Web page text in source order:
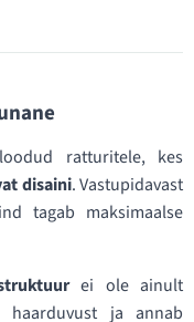
ratturitele, kes
disaini. Vastupidavast
tagab maksimaalse
ei ole ainult
ja annab